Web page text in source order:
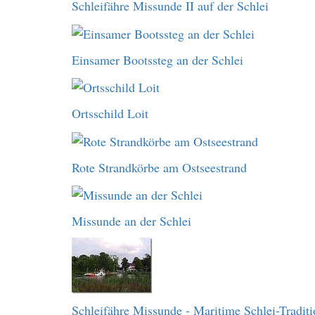
Schleifähre Missunde II auf der Schlei
Einsamer Bootssteg an der Schlei
Ortsschild Loit
Rote Strandkörbe am Ostseestrand
Missunde an der Schlei
Schleifähre Missunde - Maritime Schlei-